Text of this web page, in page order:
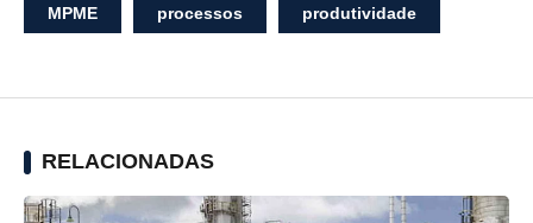
MPME processos produtividade
RELACIONADAS